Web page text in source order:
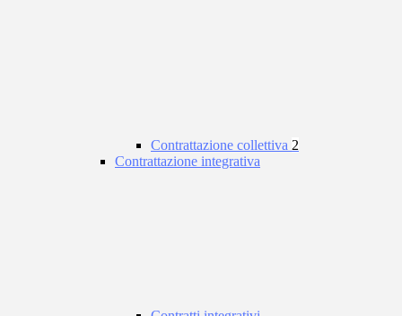
Contrattazione collettiva 2
Contrattazione integrativa